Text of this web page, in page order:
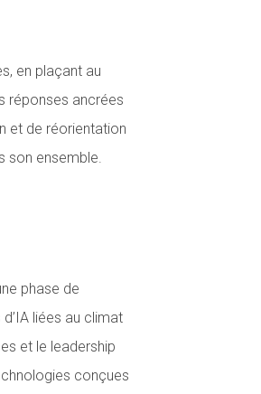
en plaçant au
réponses ancrées
et de réorientation
son ensemble.
phase de
liées au climat
et le leadership
conçues